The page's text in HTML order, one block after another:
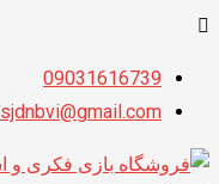
پرش
محتوا
09031616739
sjdnbvi@gmail.com